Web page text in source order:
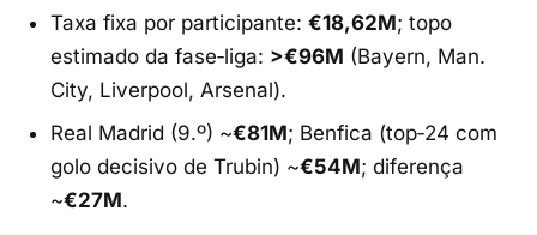
Taxa fixa por participante:€18,62M; topo
estimado da fase‑liga: >€96M (Bayern, Man.
City, Liverpool, Arsenal).
Real Madrid (9.º) ~€81M; Benfica (top‑24 com
golo decisivo de Trubin) ~€54M; diferença
~€27M.